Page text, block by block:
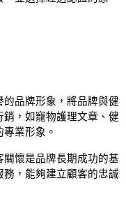
的品牌形象，將品牌與健
，如寵物護理文章、健
業形象。
關懷是品牌長期成功的基
，能夠建立顧客的忠誠